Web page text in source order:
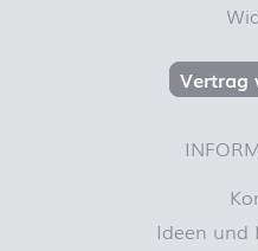
Vertrag
Ideen und